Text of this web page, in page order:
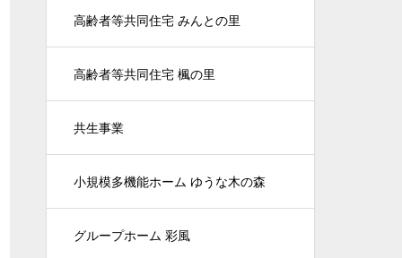
高齢者等共同住宅 みんとの里
高齢者等共同住宅 楓の里
共生事業
小規模多機能ホーム ゆうな木の森
グループホーム 彩風